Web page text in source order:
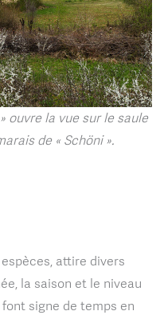
ouvre la vue sur le saule
de « Schöni ».
attire divers
la saison et le niveau
font signe de temps en